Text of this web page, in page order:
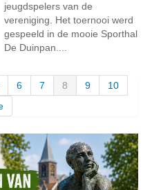
jeugdspelers van de
vereniging. Het toernooi werd
gespeeld in de mooie Sporthal
De Duinpan....
6 7 8 9
10